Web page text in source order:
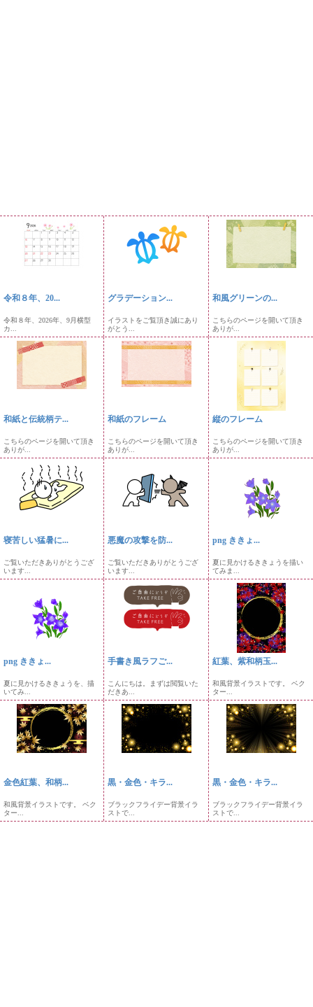
令和８年、20...
令和８年、2026年、9月横型
カ...
グラデーション...
イラストをご覧頂き誠にあり
がとう...
和風グリーンの...
こちらのページを開いて頂き
ありが...
和紙と伝統柄テ...
こちらのページを開いて頂き
ありが...
和紙のフレーム
こちらのページを開いて頂き
ありが...
縦のフレーム
こちらのページを開いて頂き
ありが...
寝苦しい猛暑に...
ご覧いただきありがとうござ
います...
悪魔の攻撃を防...
ご覧いただきありがとうござ
います...
png ききょ...
夏に見かけるききょうを描い
てみま...
png ききょ...
夏に見かけるききょうを、描
いてみ...
手書き風ラフご...
こんにちは。まずは閲覧いた
だきあ...
紅葉、紫和柄玉...
和風背景イラストです。 ベク
ター...
金色紅葉、和柄...
和風背景イラストです。 ベク
ター...
黒・金色・キラ...
ブラックフライデー背景イラ
ストで...
黒・金色・キラ...
ブラックフライデー背景イラ
ストで...